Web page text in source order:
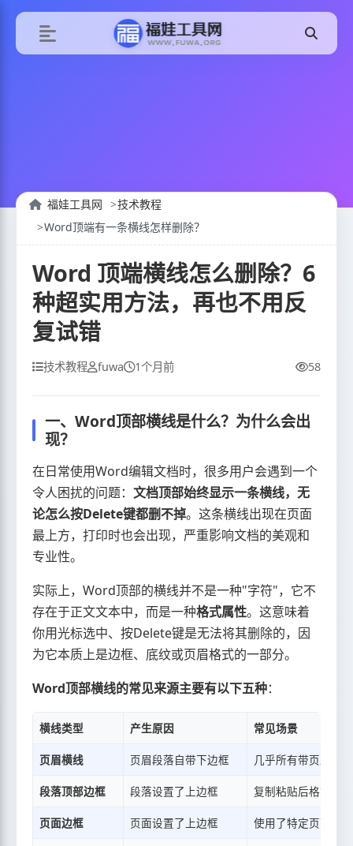
福娃工具网
技术教程
Word顶端有一条横线怎样删除？
Word 顶端横线怎么删除？6
种超实用方法，再也不用反
复试错
技术教程 fuwa 1个月前 58
一、Word顶部横线是什么？为什么会出
现？
在日常使用Word编辑文档时，很多用户会遇到一个
令人困扰的问题： 文档顶部始终显示一条横线，无
论怎么按Delete键都删不掉。这条横线出现在页面
最上方，打印时也会出现，严重影响文档的美观和
专业性。
实际上，Word顶部的横线并不是一种"字符"，它不
存在于正文文本中，而是一种格式属性。这意味着
你用光标选中、按Delete键是无法将其删除的，因
为它本质上是边框、底纹或页眉格式的一部分。
Word顶部横线的常见来源主要有以下五种：
横线类型 产生原因 常见场景
页眉横线 页眉段落自带下边框 几乎所有带页眉的
段落顶部边框 段落设置了上边框 复制粘贴后格式残留
页面边框 页面设置了上边框 使用了特定页面边